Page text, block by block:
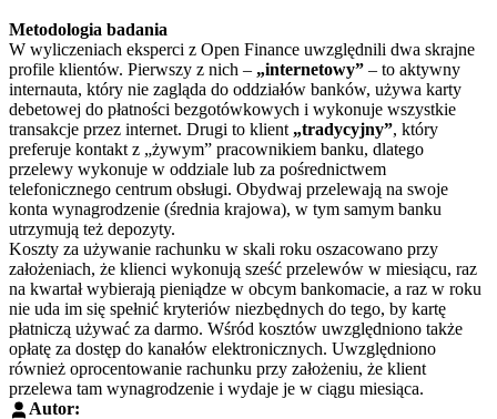
Metodologia badania
W wyliczeniach eksperci z Open Finance uwzględnili dwa skrajne
profile klientów. Pierwszy z nich – „internetowy” – to aktywny
internauta, który nie zagląda do oddziałów banków, używa karty
debetowej do płatności bezgotówkowych i wykonuje wszystkie
transakcje przez internet. Drugi to klient „tradycyjny”, który
preferuje kontakt z „żywym” pracownikiem banku, dlatego
przelewy wykonuje w oddziale lub za pośrednictwem
telefonicznego centrum obsługi. Obydwaj przelewają na swoje
konta wynagrodzenie (średnia krajowa), w tym samym banku
utrzymują też depozyty.
Koszty za używanie rachunku w skali roku oszacowano przy
założeniach, że klienci wykonują sześć przelewów w miesiącu, raz
na kwartał wybierają pieniądze w obcym bankomacie, a raz w roku
nie uda im się spełnić kryteriów niezbędnych do tego, by kartę
płatniczą używać za darmo. Wśród kosztów uwzględniono także
opłatę za dostęp do kanałów elektronicznych. Uwzględniono
również oprocentowanie rachunku przy założeniu, że klient
przelewa tam wynagrodzenie i wydaje je w ciągu miesiąca.
Autor: